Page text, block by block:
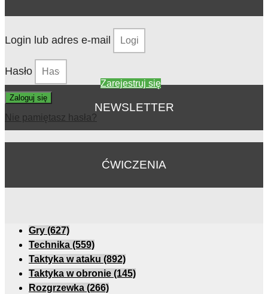
Login lub adres e-mail
Hasło
Zaloguj się
Nie pamiętasz hasła?
Zarejestruj się
NEWSLETTER
ĆWICZENIA
Gry (627)
Technika (559)
Taktyka w ataku (892)
Taktyka w obronie (145)
Rozgrzewka (266)